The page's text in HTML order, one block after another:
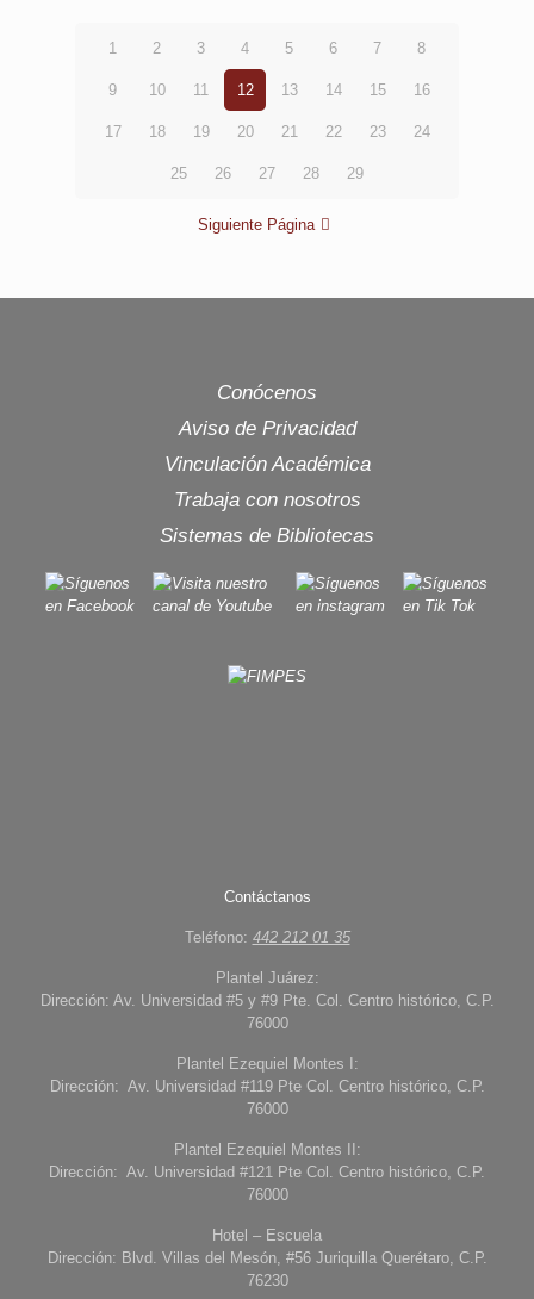
1 2 3 4 5 6 7 8
9 10 11 12 13 14 15 16
17 18 19 20 21 22 23 24
25 26 27 28 29
Siguiente Página
Conócenos
Aviso de Privacidad
Vinculación Académica
Trabaja con nosotros
Sistemas de Bibliotecas
Contáctanos
Teléfono: 442 212 01 35
Plantel Juárez:
Dirección: Av. Universidad #5 y #9 Pte. Col. Centro histórico, C.P.
76000
Plantel Ezequiel Montes I:
Dirección: Av. Universidad #119 Pte Col. Centro histórico, C.P.
76000
Plantel Ezequiel Montes II:
Dirección: Av. Universidad #121 Pte Col. Centro histórico, C.P.
76000
Hotel – Escuela
Dirección: Blvd. Villas del Mesón, #56 Juriquilla Querétaro, C.P.
76230